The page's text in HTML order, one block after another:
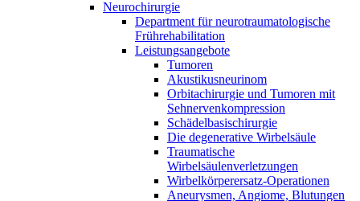
Neurochirurgie
Department für neurotraumatologische
Frührehabilitation
Leistungsangebote
Tumoren
Akustikusneurinom
Orbitachirurgie und Tumoren mit
Sehnervenkompression
Schädelbasischirurgie
Die degenerative Wirbelsäule
Traumatische
Wirbelsäulenverletzungen
Wirbelkörperersatz-Operationen
Aneurysmen, Angiome, Blutungen